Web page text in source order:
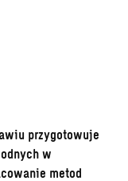
przygotowuje
w
metod